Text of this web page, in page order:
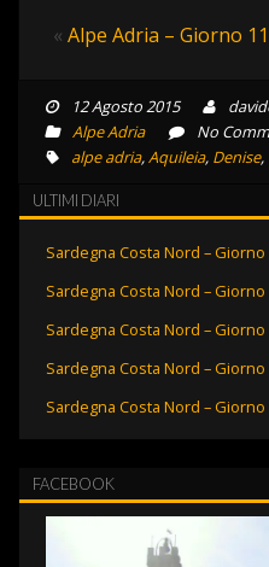
« Alpe Adria – Giorno 11
12 Agosto 2015
Alpe Adria
No
alpe adria, Aquileia, Denise,
ULTIMI DIARI
Sardegna Costa Nord – Giorno
Sardegna Costa Nord – Giorno
Sardegna Costa Nord – Giorno
Sardegna Costa Nord – Giorno
Sardegna Costa Nord – Giorno
FACEBOOK